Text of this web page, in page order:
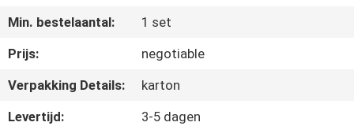
CONTACTEER
ONS
VRAAG
Min. bestelaantal:
1 set
Prijs:
negotiable
Verpakking Details:
karton
Levertijd:
3-5 dagen